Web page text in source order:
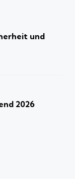
und
2026